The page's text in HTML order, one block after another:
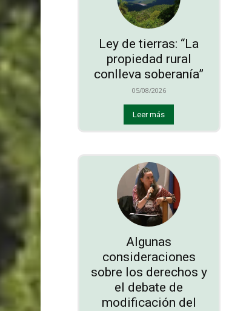
Ley de tierras: “La
propiedad rural
conlleva soberanía”
05/08/2026
Leer más
Algunas
consideraciones
sobre los derechos y
el debate de
modificación del